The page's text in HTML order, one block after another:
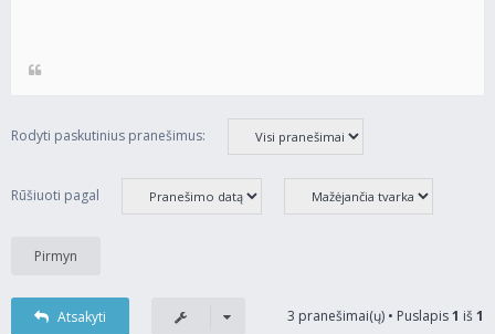
Rodyti paskutinius pranešimus:
Rūšiuoti pagal
Atsakyti 3 pranešimai(ų) • Puslapis1 iš1